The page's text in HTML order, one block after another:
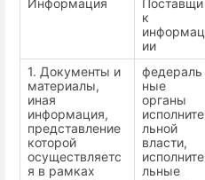
Информация
Поставщи
к
информац
ии
1. Документы и
материалы,
иная
информация,
представление
которой
осуществляетс
я в рамках
федераль
ные
органы
исполните
льной
власти,
исполните
льные